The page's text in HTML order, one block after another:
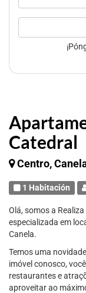
Catedral
Centro,
1 Habitación
Olá, somos a
especializada em
Canela.
Temos uma
imóvel conosco,
restaurantes e
aproveitar ao